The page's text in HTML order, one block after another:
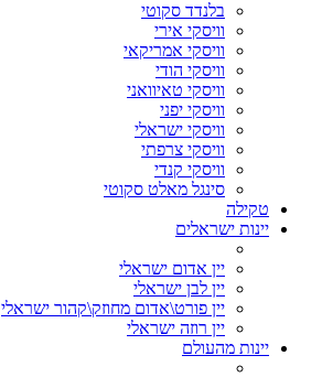
בלנדד סקוטי
וויסקי אירי
וויסקי אמריקאי
וויסקי הודי
וויסקי טאיוואני
וויסקי יפני
וויסקי ישראלי
וויסקי צרפתי
וויסקי קנדי
סינגל מאלט סקוטי
טקילה
יינות ישראלים
יין אדום ישראלי
יין לבן ישראלי
יין פורט\אדום מחוזק\קהור ישראלי
יין רוזה ישראלי
יינות מהעולם